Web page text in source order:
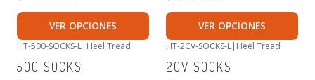
VER OPCIONES VER OPCIONES
HT-500-SOCKS-L| Heel Tread
500 SOCKS
HT-2CV-SOCKS-L| Heel Tread
2CV SOCKS